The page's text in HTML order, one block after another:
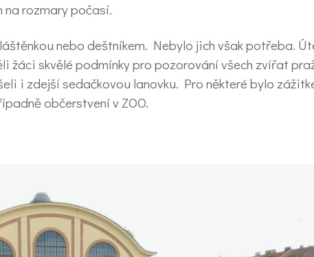
rozmary počasí.
nebo deštníkem. Nebylo jich však potřeba.
žáci skvělé podmínky pro pozorování všech zvířat
i zdejší sedačkovou lanovku. Pro některé bylo
občerstvení v ZOO.